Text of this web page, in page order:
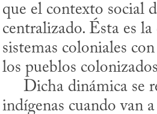
que el contexto social
centralizado. Ésta es
sistemas coloniales
los pueblos
indígenas cuando van